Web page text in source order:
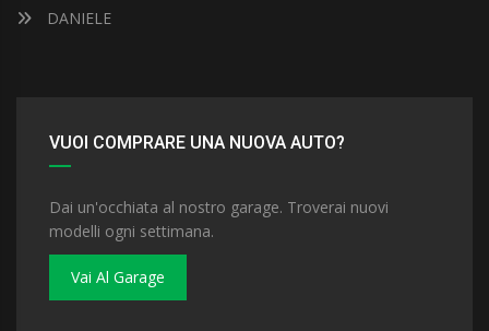
DANIELE
VUOI COMPRARE UNA NUOVA AUTO?
Dai un'occhiata al nostro garage. Troverai nuovi
modelli ogni settimana.
Vai Al Garage